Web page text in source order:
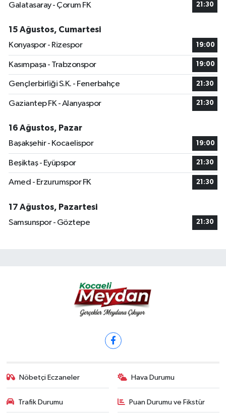
Galatasaray - Çorum FK
21:30
15 Ağustos, Cumartesi
Konyaspor - Rizespor
19:00
Kasımpaşa - Trabzonspor 19:00
Gençlerbirliği S.K. - Fenerbahçe 21:30
Gaziantep FK - Alanyaspor 21:30
16 Ağustos, Pazar
Başakşehir - Kocaelispor
19:00
Beşiktaş - Eyüpspor 21:30
Amed - Erzurumspor FK 21:30
17 Ağustos, Pazartesi
Samsunspor - Göztepe
21:30
Nöbetçi Eczaneler Hava Durumu
Trafik Durumu Puan Durumu ve Fikstür